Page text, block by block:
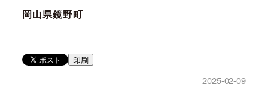
岡山県鏡野町
印刷
2025-02-09